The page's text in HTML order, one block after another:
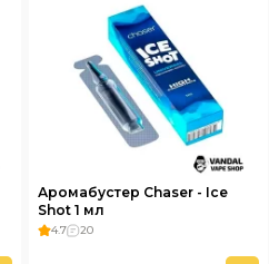
Аромабустер Chaser - Ice
Shot 1 мл
4.7 20